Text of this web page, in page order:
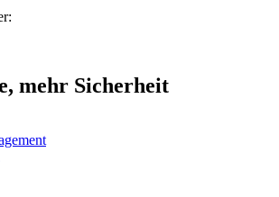
mehr Sicherheit